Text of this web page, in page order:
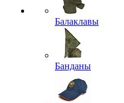
Балаклавы
Банданы